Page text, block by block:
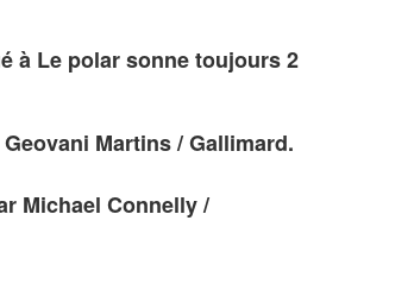
à Le polar sonne toujours 2
Martins / Gallimard.
Michael Connelly /